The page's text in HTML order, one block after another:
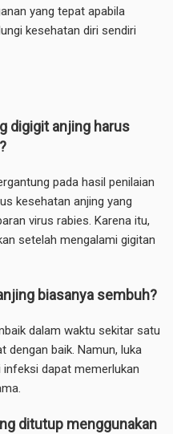
yang tepat apabila
kesehatan diri sendiri
digigit anjing harus
pada hasil penilaian
kesehatan anjing yang
virus rabies. Karena itu,
setelah mengalami gigitan
biasanya sembuh?
dalam waktu sekitar satu
dengan baik. Namun, luka
dapat memerlukan
ditutup menggunakan